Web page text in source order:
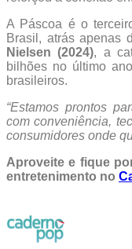
A Páscoa é o
Brasil, atrás apenas
Nielsen (2024), a
bilhões no último
brasileiros.
“Estamos prontos
com conveniência,
consumidores onde
Aproveite e fique
entretenimento no